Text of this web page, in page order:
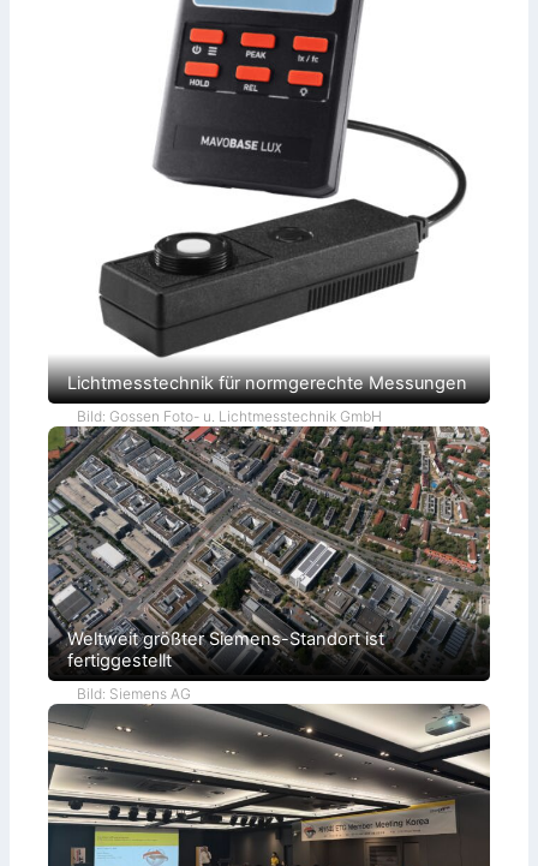
Lichtmesstechnik für normgerechte Messungen
Bild: Gossen Foto- u. Lichtmesstechnik GmbH
Weltweit größter Siemens-Standort ist
fertiggestellt
Bild: Siemens AG